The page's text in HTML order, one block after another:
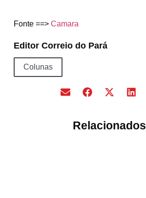
Fonte ==> Camara
Editor Correio do Pará
Colunas
Relacionados